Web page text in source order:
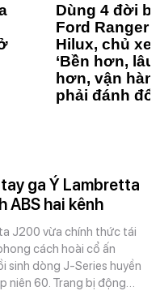
Dùng 4 đời
Ford Ranger
Hilux, chủ xe
‘Bền hơn,
hơn, vận
phải đánh
ga Ý Lambretta
ABS hai kênh
J200 vừa chính thức tái
cách hoài cổ ấn
sinh dòng J-Series huyền
niên 60. Trang bị động…